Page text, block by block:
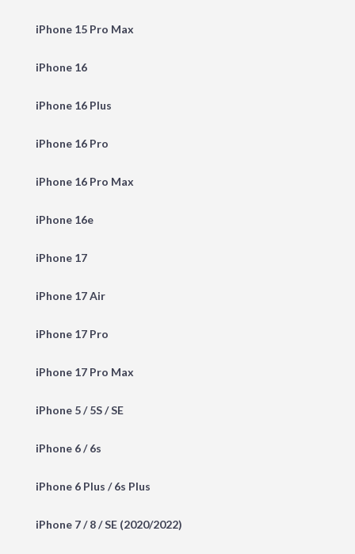
iPhone 15 Pro Max
iPhone 16
iPhone 16 Plus
iPhone 16 Pro
iPhone 16 Pro Max
iPhone 16e
iPhone 17
iPhone 17 Air
iPhone 17 Pro
iPhone 17 Pro Max
iPhone 5 / 5S / SE
iPhone 6 / 6s
iPhone 6 Plus / 6s Plus
iPhone 7 / 8 / SE (2020/2022)